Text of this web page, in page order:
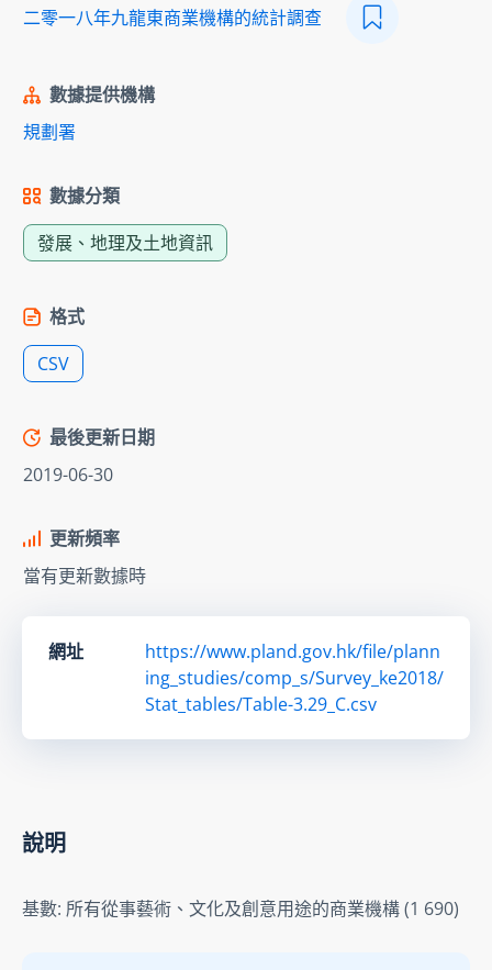
二零一八年九龍東商業機構的統計調查
數據提供機構
規劃署
數據分類
發展、地理及土地資訊
格式
CSV
最後更新日期
2019-06-30
更新頻率
當有更新數據時
網址
https://www.pland.gov.hk/file/plann
ing_studies/comp_s/Survey_ke2018/
Stat_tables/Table-3.29_C.csv
說明
基數: 所有從事藝術、文化及創意用途的商業機構 (1 690)